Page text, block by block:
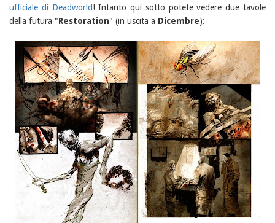
ufficiale di Deadworld! Intanto qui sotto potete vedere due tavole
della futura "Restoration" (in uscita a Dicembre):